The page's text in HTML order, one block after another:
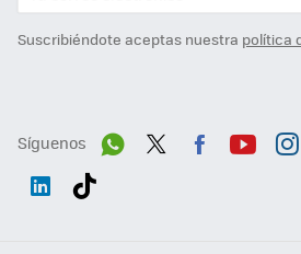
Suscribiéndote aceptas nuestra política
Síguenos